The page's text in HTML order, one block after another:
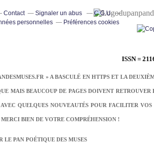
ISSN =
» A BASCULÉ EN HTTPS ET LA
MAIS BEAUCOUP DE PAGES DOIVENT
QUELQUES NOUVEAUTÉS POUR FACILITER
BIEN DE VOTRE COMPRÉHENSION !
LE PAN POÉTIQUE DES MUSES
Contact Signaler un abus
C.G.U.
personnelles
Préférences cookies